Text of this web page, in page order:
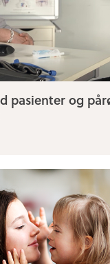
pasienter og